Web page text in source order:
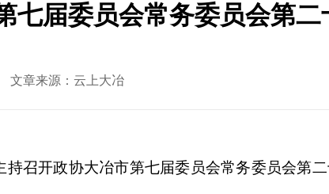
七届委员会常务委员会第
文章来源：云上大冶
持召开政协大冶市第七届委员会常务委员会第